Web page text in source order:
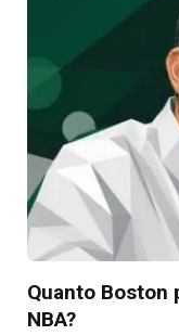
Quanto Boston
NBA?